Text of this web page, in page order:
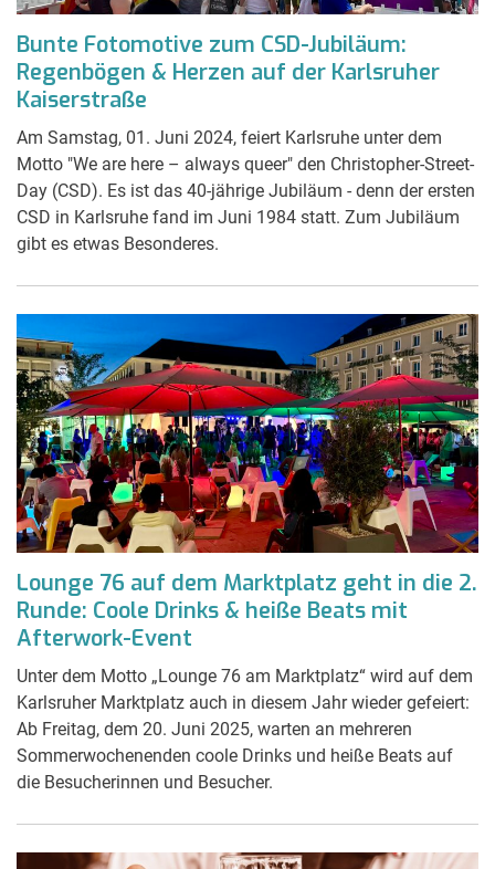
Bunte Fotomotive zum CSD-Jubiläum:
Regenbögen & Herzen auf der Karlsruher
Kaiserstraße
Am Samstag, 01. Juni 2024, feiert Karlsruhe unter dem
Motto "We are here – always queer" den Christopher-Street-
Day (CSD). Es ist das 40-jährige Jubiläum - denn der ersten
CSD in Karlsruhe fand im Juni 1984 statt. Zum Jubiläum
gibt es etwas Besonderes.
Lounge 76 auf dem Marktplatz geht in die 2.
Runde: Coole Drinks & heiße Beats mit
Afterwork-Event
Unter dem Motto „Lounge 76 am Marktplatz“ wird auf dem
Karlsruher Marktplatz auch in diesem Jahr wieder gefeiert:
Ab Freitag, dem 20. Juni 2025, warten an mehreren
Sommerwochenenden coole Drinks und heiße Beats auf
die Besucherinnen und Besucher.